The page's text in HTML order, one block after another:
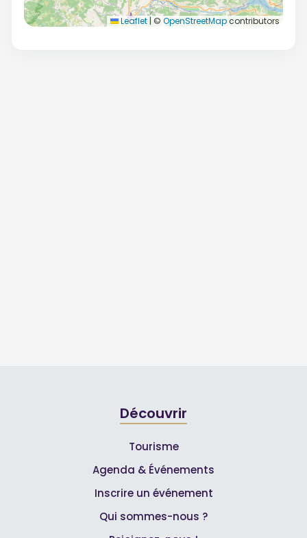
Leaflet | © OpenStreetMapcontributors
Découvrir
Tourisme
Agenda & Événements
Inscrire un événement
Qui sommes-nous ?